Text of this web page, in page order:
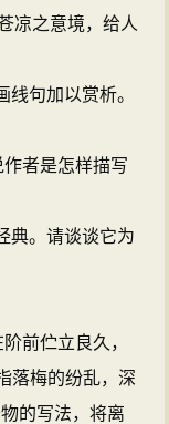
之意境，给人
句加以赏析。
作者是怎样描写
典。请谈谈它为
前伫立良久，
落梅的纷乱，深
的写法，将离